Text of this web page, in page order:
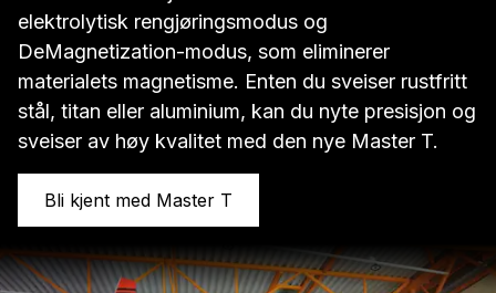
elektrolytisk rengjøringsmodus og
DeMagnetization-modus, som eliminerer
materialets magnetisme. Enten du sveiser rustfritt
stål, titan eller aluminium, kan du nyte presisjon og
sveiser av høy kvalitet med den nye Master T.
Bli kjent med Master T